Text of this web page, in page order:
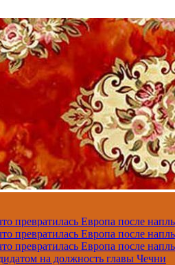
превратилась Европа после
превратилась Европа после
превратилась Европа после
на должность главы Чечни